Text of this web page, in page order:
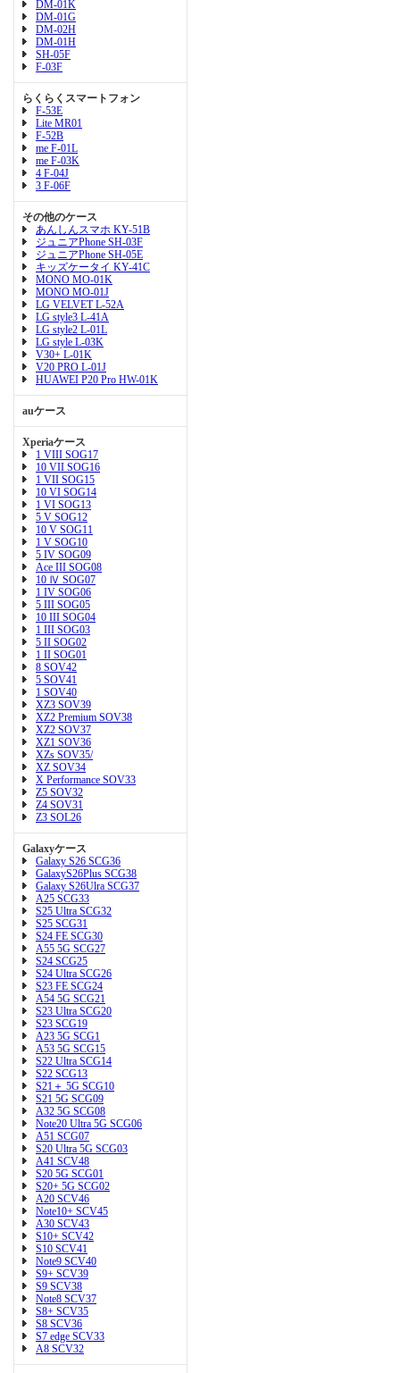
DM-01K
DM-01G
DM-02H
DM-01H
SH-05F
F-03F
らくらくスマートフォン
F-53E
Lite MR01
F-52B
me F-01L
me F-03K
4 F-04J
3 F-06F
その他のケース
あんしんスマホ KY-51B
ジュニアPhone SH-03F
ジュニアPhone SH-05E
キッズケータイ KY-41C
MONO MO-01K
MONO MO-01J
LG VELVET L-52A
LG style3 L-41A
LG style2 L-01L
LG style L-03K
V30+ L-01K
V20 PRO L-01J
HUAWEI P20 Pro HW-01K
auケース
Xperiaケース
1 VIII SOG17
10 VII SOG16
1 VII SOG15
10 VI SOG14
1 VI SOG13
5 V SOG12
10 V SOG11
1 V SOG10
5 IV SOG09
Ace III SOG08
10 Ⅳ SOG07
1 IV SOG06
5 III SOG05
10 III SOG04
1 III SOG03
5 II SOG02
1 II SOG01
8 SOV42
5 SOV41
1 SOV40
XZ3 SOV39
XZ2 Premium SOV38
XZ2 SOV37
XZ1 SOV36
XZs SOV35/
XZ SOV34
X Performance SOV33
Z5 SOV32
Z4 SOV31
Z3 SOL26
Galaxyケース
Galaxy S26 SCG36
GalaxyS26Plus SCG38
Galaxy S26Ulra SCG37
A25 SCG33
S25 Ultra SCG32
S25 SCG31
S24 FE SCG30
A55 5G SCG27
S24 SCG25
S24 Ultra SCG26
S23 FE SCG24
A54 5G SCG21
S23 Ultra SCG20
S23 SCG19
A23 5G SCG1
A53 5G SCG15
S22 Ultra SCG14
S22 SCG13
S21＋ 5G SCG10
S21 5G SCG09
A32 5G SCG08
Note20 Ultra 5G SCG06
A51 SCG07
S20 Ultra 5G SCG03
A41 SCV48
S20 5G SCG01
S20+ 5G SCG02
A20 SCV46
Note10+ SCV45
A30 SCV43
S10+ SCV42
S10 SCV41
Note9 SCV40
S9+ SCV39
S9 SCV38
Note8 SCV37
S8+ SCV35
S8 SCV36
S7 edge SCV33
A8 SCV32